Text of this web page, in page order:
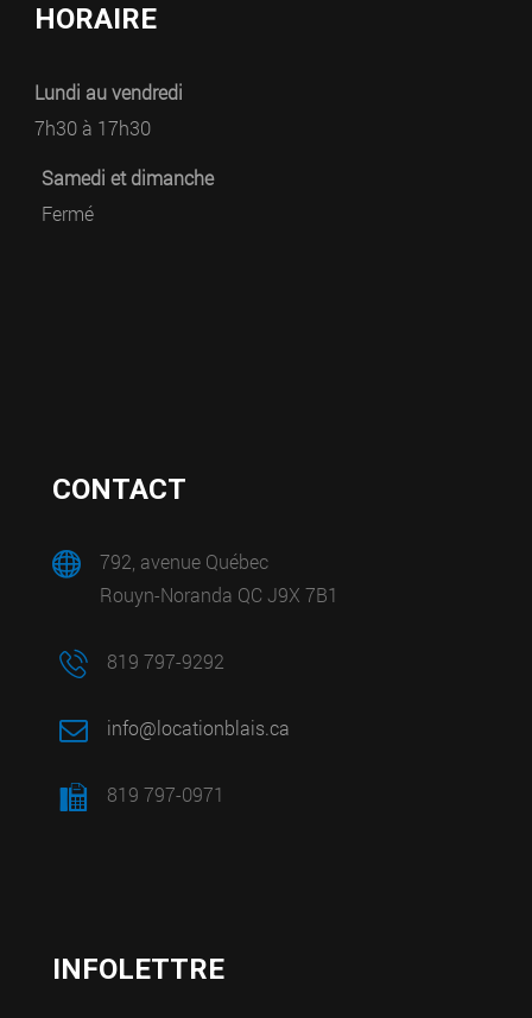
HORAIRE
Lundi au vendredi
7h30 à 17h30
Samedi et dimanche
Fermé
CONTACT
792, avenue Québec
Rouyn-Noranda QC J9X 7B1
819 797-9292
info@locationblais.ca
819 797-0971
INFOLETTRE